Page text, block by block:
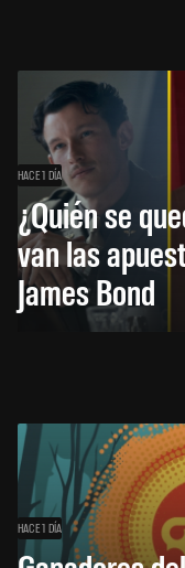
HACE 1 DÍA
¿Quién se
van las
James Bond
HACE 1 DÍA